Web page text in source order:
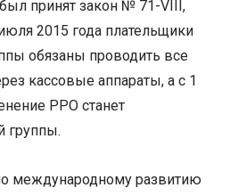
принят закон № 71-VIII,
2015 года плательщики
обязаны проводить все
кассовые аппараты, а с 1
РРО станет
группы.
международному развитию